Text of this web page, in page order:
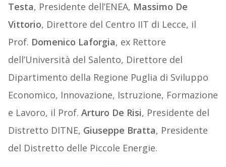
Testa, Presidente dell’ENEA, Massimo De
Vittorio, Direttore del Centro IIT di Lecce, il
Prof. Domenico Laforgia, ex Rettore
dell’Università del Salento, Direttore del
Dipartimento della Regione Puglia di Sviluppo
Economico, Innovazione, Istruzione, Formazione
e Lavoro, il Prof. Arturo De Risi, Presidente del
Distretto DITNE, Giuseppe Bratta, Presidente
del Distretto delle Piccole Energie.